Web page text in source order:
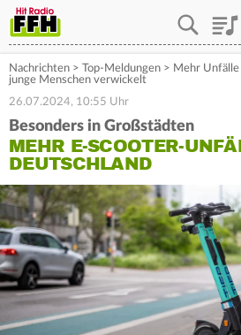
Nachrichten > Top-Meldungen > Mehr
junge Menschen verwickelt
26.07.2024, 10:55 Uhr
Besonders in Großstädten
MEHR E-SCOOTER-
DEUTSCHLAND